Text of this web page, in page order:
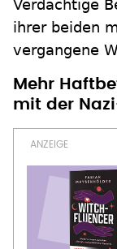
Verdächtige
ihrer beiden
vergangene
Mehr
mit der